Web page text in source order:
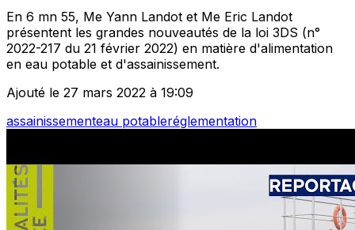
En 6 mn 55, Me Yann Landot et Me Eric Landot
présentent les grandes nouveautés de la loi 3DS (n°
2022-217 du 21 février 2022) en matière d'alimentation
en eau potable et d'assainissement.
Ajouté le 27 mars 2022 à 19:09
assainissementeau potableréglementation